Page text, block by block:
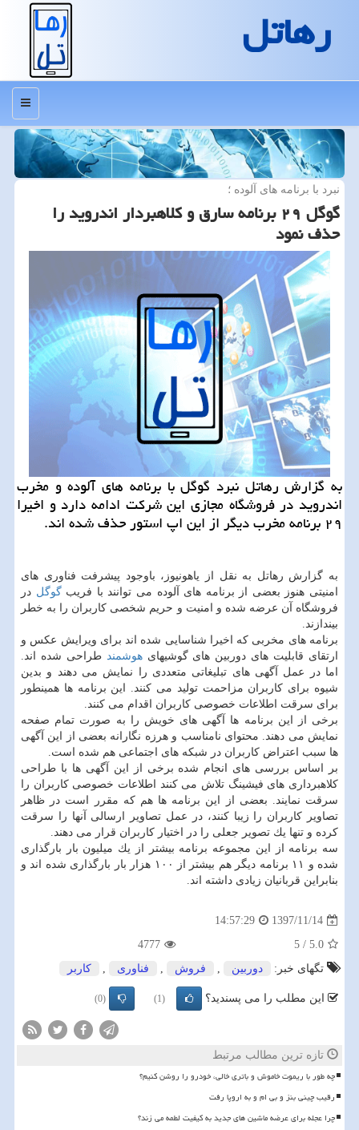
رهاتل
منو
نبرد با برنامه های آلوده ؛
گوگل ۲۹ برنامه سارق و كلاهبردار اندروید را
حذف نمود
به گزارش رهاتل نبرد گوگل با برنامه های آلوده و مخرب
اندروید در فروشگاه مجازی این شركت ادامه دارد و اخیرا
۲۹ برنامه مخرب دیگر از این اپ استور حذف شده اند.
به گزارش رهاتل به نقل از یاهونیوز، باوجود پیشرفت فناوری های
امنیتی هنوز بعضی از برنامه های آلوده می توانند با فریبگوگل در
فروشگاه آن عرضه شده و امنیت و حریم شخصی كاربران را به خطر
بیندازند.
برنامه های مخربی كه اخیرا شناسایی شده اند برای ویرایش عكس و
ارتقای قابلیت های دوربین های گوشیهایهوشمند طراحی شده اند.
اما در عمل آگهی های تبلیغاتی متعددی را نمایش می دهند و بدین
شیوه برای كاربران مزاحمت تولید می كنند. این برنامه ها همینطور
برای سرقت اطلاعات خصوصی كاربران اقدام می كنند.
برخی از این برنامه ها آگهی های خویش را به صورت تمام صفحه
نمایش می دهند. محتوای نامناسب و هرزه نگارانه بعضی از این آگهی
ها سبب اعتراض كاربران در شبكه های اجتماعی هم شده است.
بر اساس بررسی های انجام شده برخی از این آگهی ها با طراحی
كلاهبرداری های فیشینگ تلاش می كنند اطلاعات خصوصی كاربران را
سرقت نمایند. بعضی از این برنامه ها هم كه مقرر است در ظاهر
تصاویر كاربران را زیبا كنند، در عمل تصاویر ارسالی آنها را سرقت
كرده و تنها یك تصویر جعلی را در اختیار كاربران قرار می دهند.
سه برنامه از این مجموعه برنامه بیشتر از یك میلیون بار بارگذاری
شده و ۱۱ برنامه دیگر هم بیشتر از ۱۰۰ هزار بار بارگذاری شده اند و
بنابراین قربانیان زیادی داشته اند.
1397/11/14
14:57:29
5.0
/
5
4777
تگهای خبر:
دوربین , فروش , فناوری , كاربر
این مطلب را می پسندید؟ (1)
(0)
تازه ترین مطالب مرتبط
چه طور با ریموت خاموش و باتری خالی، خودرو را روشن کنیم؟
رقیب چینی بنز و بی ام و به اروپا رفت
چرا عجله برای عرضه ماشین های جدید به کیفیت لطمه می زند؟